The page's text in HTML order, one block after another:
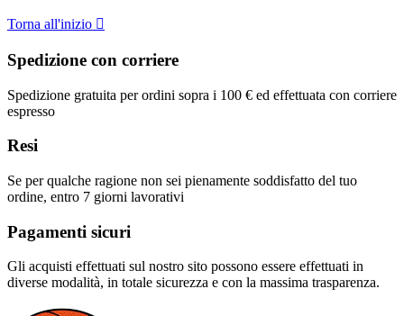
Torna all'inizio 
Spedizione con corriere
Spedizione gratuita per ordini sopra i 100 € ed effettuata con corriere
espresso
Resi
Se per qualche ragione non sei pienamente soddisfatto del tuo
ordine, entro 7 giorni lavorativi
Pagamenti sicuri
Gli acquisti effettuati sul nostro sito possono essere effettuati in
diverse modalità, in totale sicurezza e con la massima trasparenza.